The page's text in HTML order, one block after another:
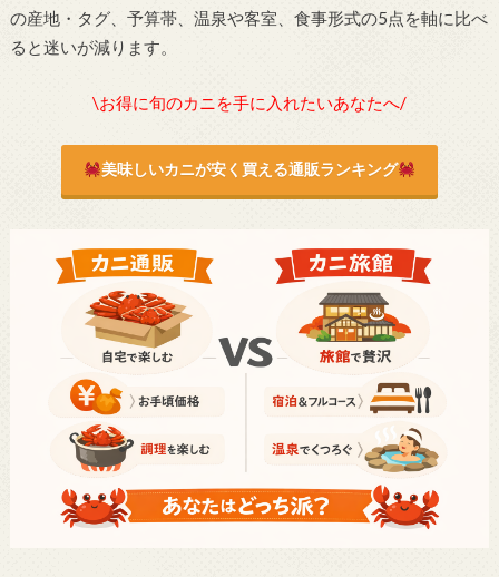
の産地・タグ、予算帯、温泉や客室、食事形式の5点を軸に比べ
ると迷いが減ります。
\お得に旬のカニを手に入れたいあなたへ/
美味しいカニが安く買える通販ランキング